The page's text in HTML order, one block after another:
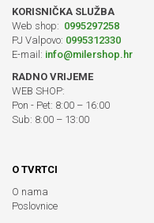
KORISNIČKA SLUŽBA
Web shop: 0995297258
PJ Valpovo: 0995312330
E-mail: info@milershop.hr
RADNO VRIJEME
WEB SHOP:
Pon - Pet: 8:00 – 16:00
Sub: 8:00 – 13:00
O TVRTCI
O nama
Poslovnice